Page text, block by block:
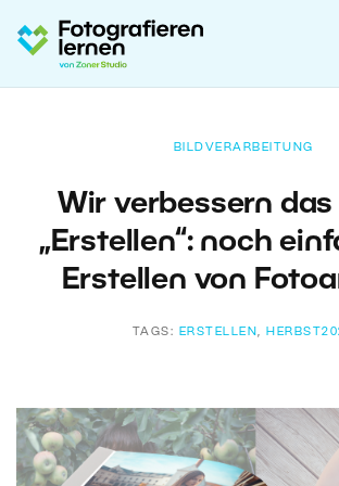
BILDVERARBEITUNG
Wir verbessern das
„Erstellen“: noch
Erstellen von
TAGS: ERSTELLEN,